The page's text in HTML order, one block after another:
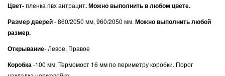
Цвет-пленка пвх антрацит. Можно выполнить в любом цвете.
Размер дверей- 860/2050 мм, 960/2050 мм. Можно выполнить любой
размер.
Открывание- Левое, Правое
Коробка -100 мм. Термомост 16 мм по периметру коробки. Порог